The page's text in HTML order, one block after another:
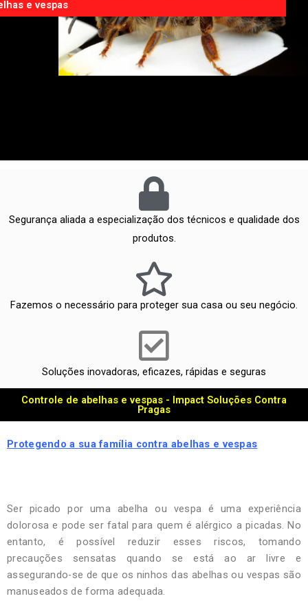
e vespas
Segurança aliada a especialização dos técnicos e qualidade dos
produtos.
Fazemos o necessário para proteger sua casa ou seu negócio.
Soluções inovadoras, eficazes, rápidas e seguras
Controle de abelhas e vespas - Impact Soluções Contra
Pragas
Protegendo a sua família contra abelhas e vespas
Ser picado por uma abelha ou vespa é uma experiência
dolorosa e pode ser fatal para quem é alérgico a picadas. No
entanto, é possível reduzir esses riscos, tomando
precauções sensatas quando se está ao ar livre e
assegurando-se de que os ninhos das abelhas ou vespas são
manuseados de forma adequada.